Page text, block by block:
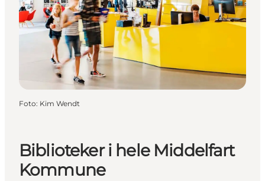
Det Sker
Book oplevelse
Møde og Konference
Biblioteker i hele Middelfart
Kommune
Foto: Kim Wendt